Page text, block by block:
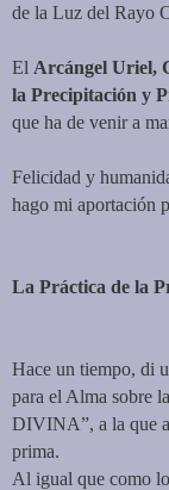
de la Luz del Rayo
El Arcángel Uriel,
la Precipitación y
que ha de venir a
Felicidad y
hago mi aportación
La Práctica de la
Hace un tiempo, di
para el Alma
DIVINA”, a la que
prima.
Al igual que como